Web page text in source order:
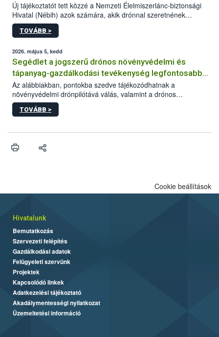
Új tájékoztatót tett közzé a Nemzeti Élelmiszerlánc-biztonsági
Hivatal (Nébih) azok számára, akik drónnal szeretnének
növényvédelmi vagy tápanyag-gazdálkodási tevékenységet
végezni Magyarországon. Az összefoglaló részletesen
műszaki és hatósági feltételek.
TOVÁBB >
2026. május 5, kedd
Segédlet a jogszerű drónos növényvédelmi és
tápanyag-gazdálkodási tevékenység legfontosabb
feltételeiről
Az alábbiakban, pontokba szedve tájékozódhatnak a
növényvédelmi drónpilótává válás, valamint a drónos
növényvédelmi és tápanyag-gazdálkodási tevékenység
végzésének legfontosabb feltételeiről*.
TOVÁBB >
Cookie beállítások
Hivatalunk
Bemutatkozás
Szervezeti felépítés
Gazdálkodási adatok
Felügyeleti szervünk
Projektek
Kapcsolódó linkek
Adatkezelési tájékoztató
Akadálymentességi nyilatkozat
Üzemeltetési információ